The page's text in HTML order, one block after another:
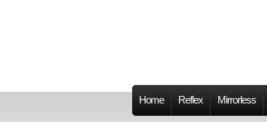
Home Reflex Mirrorless